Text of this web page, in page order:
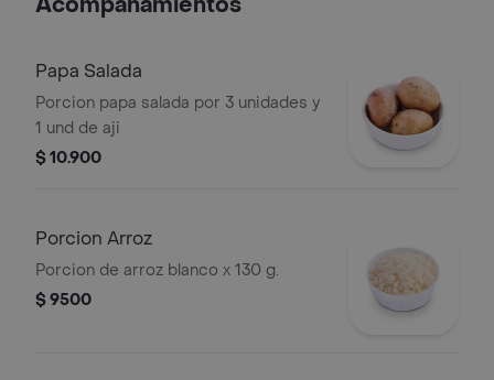
Papa Salada
Porcion papa salada por 3 unidades y
1 und de aji
$ 10.900
Porcion Arroz
Porcion de arroz blanco x 130 g.
$ 9500